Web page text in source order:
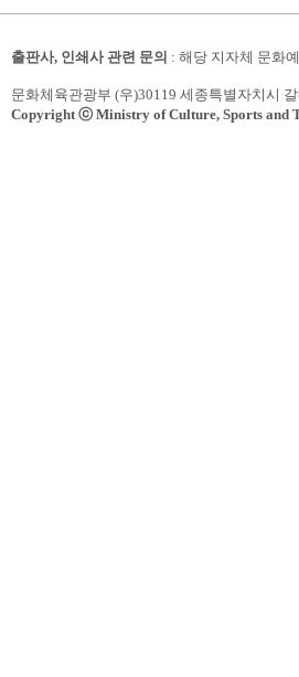
출판사, 인쇄사 관련 문의 : 해당 지자체 문화
문화체육관광부 (우)30119 세종특별자치시
Copyright ⓒ Ministry of Culture, Sports and